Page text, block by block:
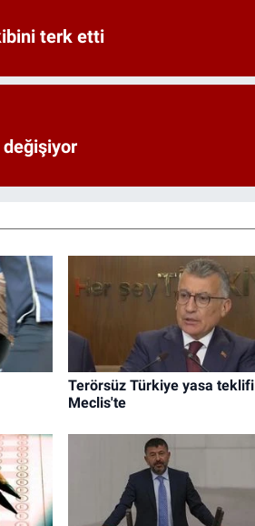
terk etti
Terörsüz Türkiye yasa teklifi
Meclis'te